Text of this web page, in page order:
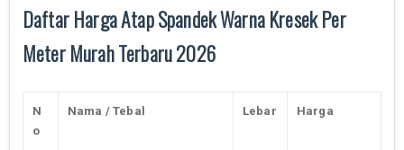
Daftar Harga Atap Spandek Warna Kresek Per
Meter Murah Terbaru 2026
N
o
Nama / Tebal Lebar Harga